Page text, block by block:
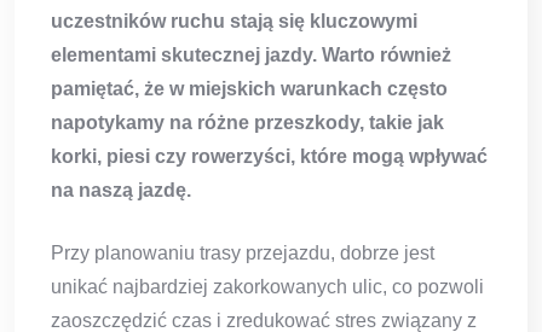
uczestników ruchu stają się kluczowymi
elementami skutecznej jazdy. Warto również
pamiętać, że w miejskich warunkach często
napotykamy na różne przeszkody, takie jak
korki, piesi czy rowerzyści, które mogą wpływać
na naszą jazdę.
Przy planowaniu trasy przejazdu, dobrze jest
unikać najbardziej zakorkowanych ulic, co pozwoli
zaoszczędzić czas i zredukować stres związany z